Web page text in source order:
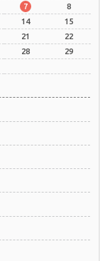
7
8
14
15
21
22
28
29